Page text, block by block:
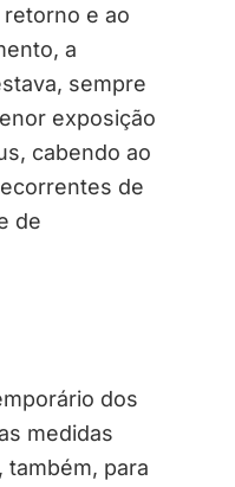
e ao
a
sempre
exposição
cabendo ao
de
de
dos
medidas
para